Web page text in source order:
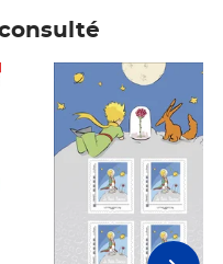
Prix 7,50€